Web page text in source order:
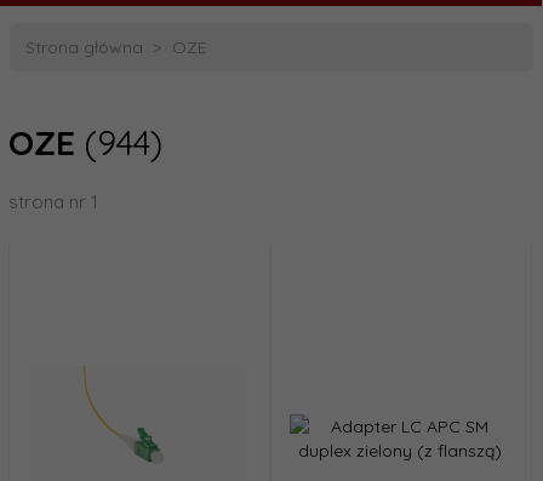
Strona główna OZE
OZE (944)
strona nr 1